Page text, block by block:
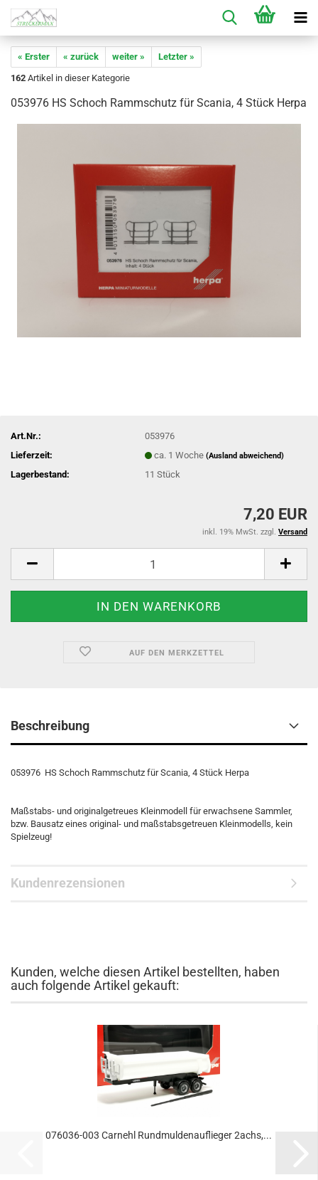
« Erster « zurück weiter »
Letzter »
162 Artikel in dieser Kategorie
053976 HS Schoch Rammschutz für Scania, 4 Stück Herpa
Art.Nr.:
053976
Lieferzeit:
ca. 1 Woche(Ausland abweichend)
Lagerbestand: 11Stück
7,20 EUR
inkl. 19% MwSt. zzgl. Versand
AUF DEN MERKZETTEL
Beschreibung
053976 HS Schoch Rammschutz für Scania, 4 Stück Herpa
Maßstabs- und originalgetreues Kleinmodell für erwachsene Sammler,
bzw. Bausatz eines original- und maßstabsgetreuen Kleinmodells, kein
Spielzeug!
Kundenrezensionen
Kunden, welche diesen Artikel bestellten, haben
auch folgende Artikel gekauft:
076036-003 Carnehl Rundmuldenauflieger 2achs,...